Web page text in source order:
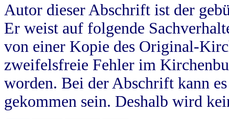
Autor dieser Abschrift ist der
Er weist auf folgende
von einer Kopie des Original-
zweifelsfreie Fehler im
worden. Bei der Abschrift kann
gekommen sein. Deshalb wird